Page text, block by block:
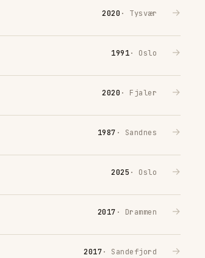
2020 · Tysvær →
1991· Oslo →
2020 · Fjaler →
1987 · Sandnes →
2025 · Oslo →
2017 · Drammen →
2017· Sandefjord →